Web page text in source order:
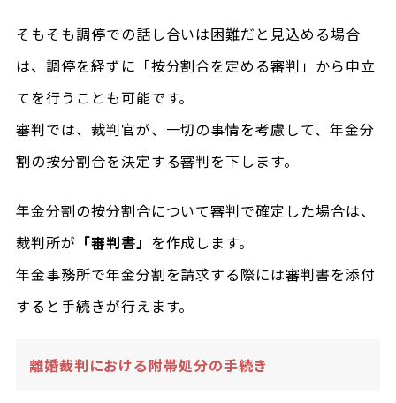
そもそも調停での話し合いは困難だと見込める場合
は、調停を経ずに「按分割合を定める審判」から申立
てを行うことも可能です。
審判では、裁判官が、一切の事情を考慮して、年金分
割の按分割合を決定する審判を下します。
年金分割の按分割合について審判で確定した場合は、
裁判所が 「審判書」 を作成します。
年金事務所で年金分割を請求する際には審判書を添付
すると手続きが行えます。
離婚裁判における附帯処分の手続き